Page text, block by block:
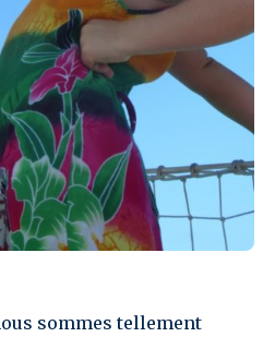
sommes tellement